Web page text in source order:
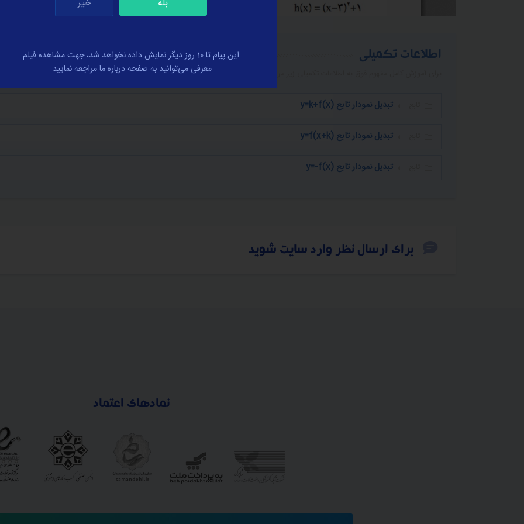
اطلاعات تکمیلی
تبدیل نمودار تابع y=k+f(x)
تبدیل نمودار تابع y=f(x+k)
تبدیل نمودار تابع y=-f(x)
برای ارسال نظر وارد سایت شوید
نمادهای اعتماد
بله خیر
این پیام تا 10 روز دیگر نمایش داده نخواهد شد، جهت مشاهده فیلم
معرفی می‌توانید به صفحه درباره ما مراجعه نمایید.